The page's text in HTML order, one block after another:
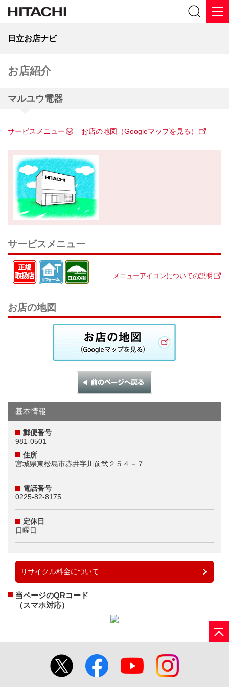
日立お店ナビ
お店紹介
マルユウ電器
サービスメニュー お店の地図（Googleマップを見る）
サービスメニュー
メニューアイコンについての説明
お店の地図
基本情報
郵便番号
981-0501
住所
宮城県東松島市赤井字川前弐２５４－７
電話番号
0225-82-8175
定休日
日曜日
リサイクル料金について
当ページのQRコード
（スマホ対応）